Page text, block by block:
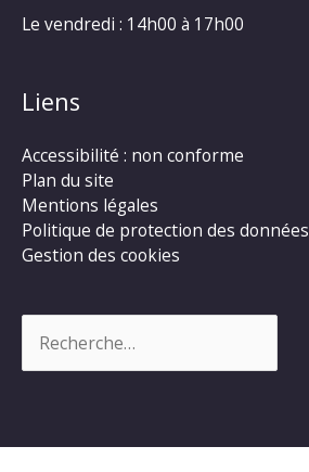
Le vendredi : 14h00 à 17h00
Liens
Accessibilité : non conforme
Plan du site
Mentions légales
Politique de protection des données
Gestion des cookies